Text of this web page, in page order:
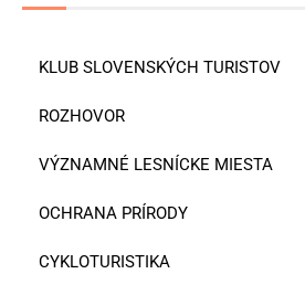
KLUB SLOVENSKÝCH TURISTOV
ROZHOVOR
VÝZNAMNÉ LESNÍCKE MIESTA
OCHRANA PRÍRODY
CYKLOTURISTIKA